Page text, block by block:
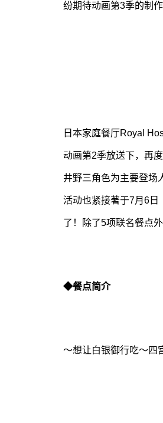
纷期待动画第3季的制作
日本家庭餐厅Royal
动画第2季放送下，再
井野三角色为主要登场
活动也紧接著于7月6日
了！除了5项联名餐点
◆餐点简介
～想让白银御行吃～四